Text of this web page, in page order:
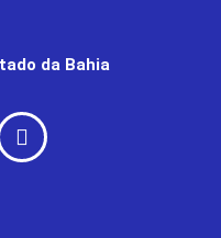
da Bahia